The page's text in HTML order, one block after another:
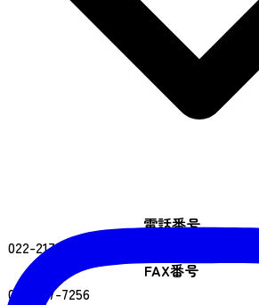
電話番号
022-217-7255
FAX番号
022-217-7256